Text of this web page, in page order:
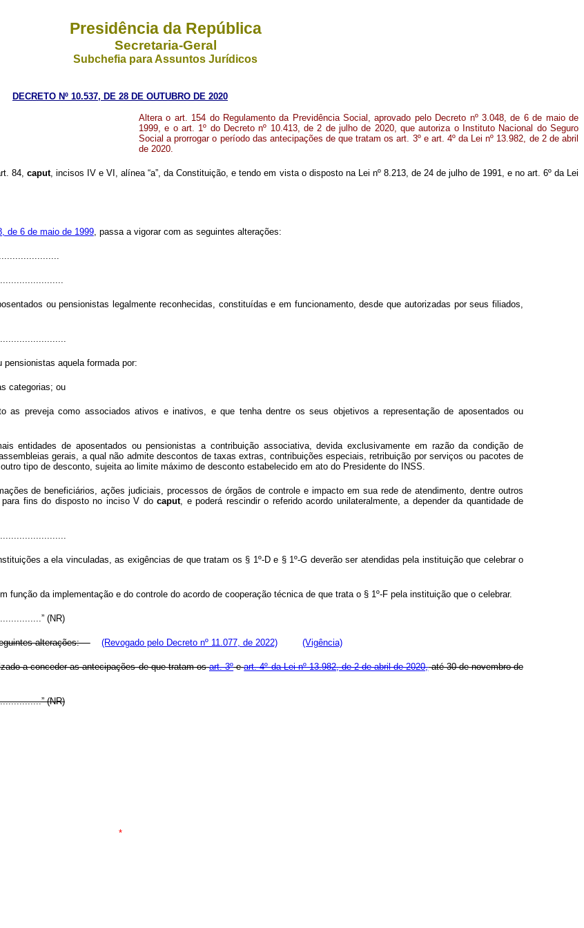
Presidência da República
Secretaria-Geral
Subchefia para Assuntos Jurídicos
DECRETO Nº 10.537, DE 28 DE OUTUBRO DE 2020
Altera o art. 154 do Regulamento da Previdência Social, aprovado pelo Decreto nº 3.048, de 6 de maio de
1999, e o art. 1º do Decreto nº 10.413, de 2 de julho de 2020, que autoriza o Instituto Nacional do Seguro
Social a prorrogar o período das antecipações de que tratam os art. 3º e art. 4º da Lei nº 13.982, de 2 de abril
de 2020.
84,caput, incisos IV e VI, alínea “a”, da Constituição, e tendo em vista o disposto na Lei nº 8.213, de 24 de julho de 1991, e no art. 6º da Lei
de 6 de maio de 1999, passa a vigorar com as seguintes alterações:
ou pensionistas legalmente reconhecidas, constituídas e em funcionamento, desde que autorizadas por seus filiados,
aquela formada por:
categorias; ou
as preveja como associados ativos e inativos, e que tenha dentre os seus objetivos a representação de aposentados ou
entidades de aposentados ou pensionistas a contribuição associativa, devida exclusivamente em razão da condição de
gerais, a qual não admite descontos de taxas extras, contribuições especiais, retribuição por serviços ou pacotes de
tipo de desconto, sujeita ao limite máximo de desconto estabelecido em ato do Presidente do INSS.
de beneficiários, ações judiciais, processos de órgãos de controle e impacto em sua rede de atendimento, dentre outros
para fins do disposto no inciso V do caput, e poderá rescindir o referido acordo unilateralmente, a depender da quantidade de
a ela vinculadas, as exigências de que tratam os § 1º-D e § 1º-G deverão ser atendidas pela instituição que celebrar o
função da implementação e do controle do acordo de cooperação técnica de que trata o § 1º-F pela instituição que o celebrar.
(NR)
alterações: (Revogado pelo Decreto nº 11.077, de 2022) (Vigência)
a conceder as antecipações de que tratam osart. 3ºeart. 4º da Lei nº 13.982, de 2 de abril de 2020,até 30 de novembro de
(NR)
*